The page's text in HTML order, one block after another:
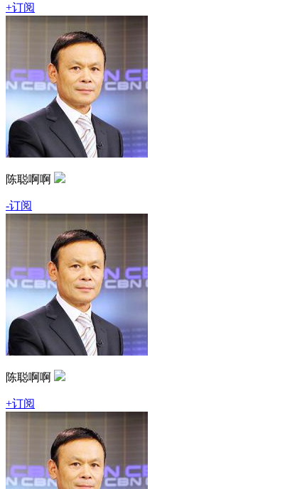
+订阅
陈聪啊啊
-订阅
陈聪啊啊
+订阅